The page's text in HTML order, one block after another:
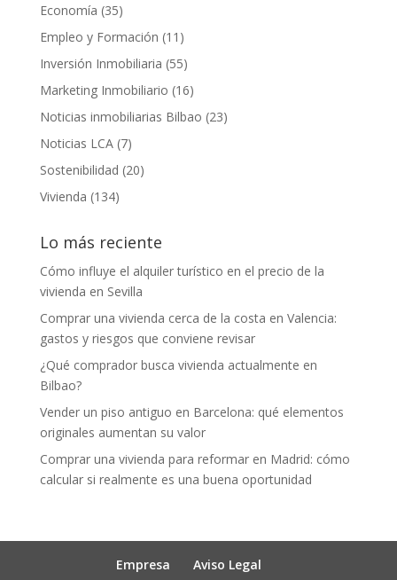
Economía (35)
Empleo y Formación (11)
Inversión Inmobiliaria (55)
Marketing Inmobiliario (16)
Noticias inmobiliarias Bilbao (23)
Noticias LCA(7)
Sostenibilidad (20)
Vivienda (134)
Lo más reciente
Cómo influye el alquiler turístico en el precio de la
vivienda en Sevilla
Comprar una vivienda cerca de la costa en Valencia:
gastos y riesgos que conviene revisar
¿Qué comprador busca vivienda actualmente en
Bilbao?
Vender un piso antiguo en Barcelona: qué elementos
originales aumentan su valor
Comprar una vivienda para reformar en Madrid: cómo
calcular si realmente es una buena oportunidad
Empresa
Aviso Legal